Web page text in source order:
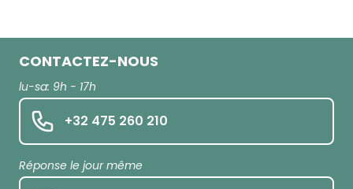
CONTACTEZ-NOUS
lu-sa: 9h - 17h
+32 475 260 210
Réponse le jour même